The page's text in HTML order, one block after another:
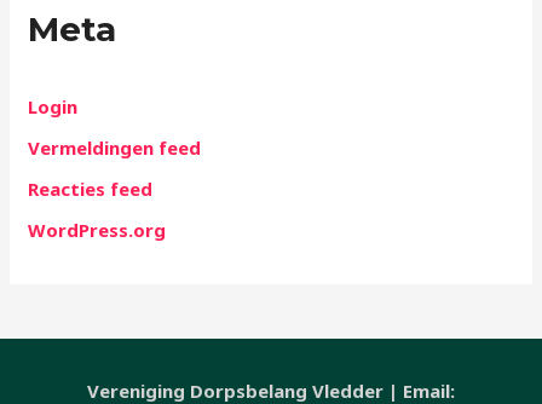
Meta
Login
Vermeldingen feed
Reacties feed
WordPress.org
Vereniging Dorpsbelang Vledder | Email: